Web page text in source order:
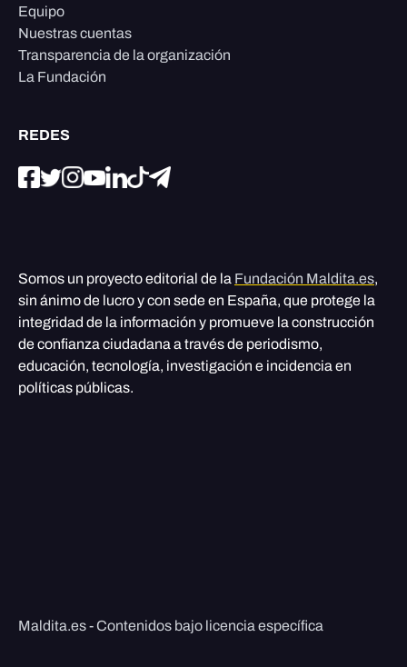
Equipo
Nuestras cuentas
Transparencia de la organización
La Fundación
REDES
Somos un proyecto editorial de la Fundación Maldita.es,
sin ánimo de lucro y con sede en España, que protege la
integridad de la información y promueve la construcción
de confianza ciudadana a través de periodismo,
educación, tecnología, investigación e incidencia en
políticas públicas.
Maldita.es - Contenidos bajo licencia específica